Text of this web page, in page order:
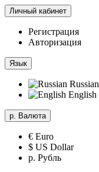
Личный кабинет
Регистрация
Авторизация
Язык
Russian
English
р. Валюта
€ Euro
$ US Dollar
р. Рубль